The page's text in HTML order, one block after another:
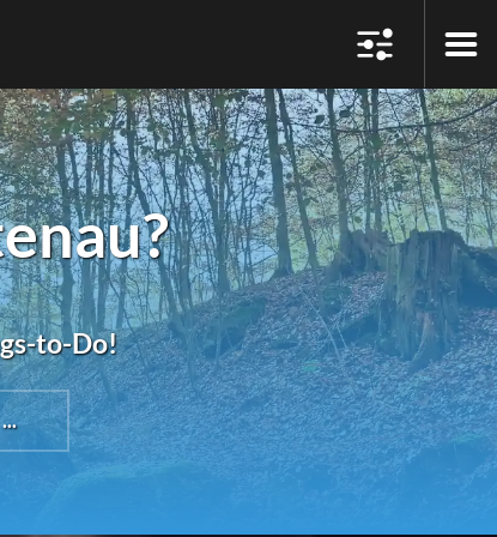
to-Do!
...